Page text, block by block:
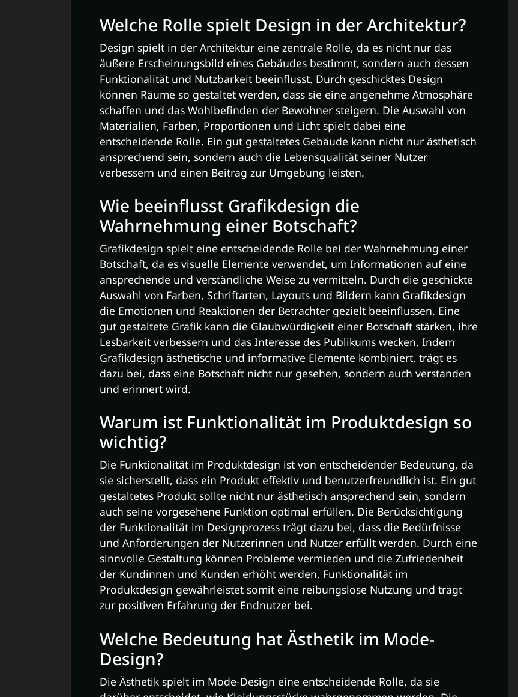
Welche Rolle spielt Design in der Architektur?
Design spielt in der Architektur eine zentrale Rolle, da es nicht nur das
äußere Erscheinungsbild eines Gebäudes bestimmt, sondern auch dessen
Funktionalität und Nutzbarkeit beeinflusst. Durch geschicktes Design
können Räume so gestaltet werden, dass sie eine angenehme Atmosphäre
schaffen und das Wohlbefinden der Bewohner steigern. Die Auswahl von
Materialien, Farben, Proportionen und Licht spielt dabei eine
entscheidende Rolle. Ein gut gestaltetes Gebäude kann nicht nur ästhetisch
ansprechend sein, sondern auch die Lebensqualität seiner Nutzer
verbessern und einen Beitrag zur Umgebung leisten.
Wie beeinflusst Grafikdesign die
Wahrnehmung einer Botschaft?
Grafikdesign spielt eine entscheidende Rolle bei der Wahrnehmung einer
Botschaft, da es visuelle Elemente verwendet, um Informationen auf eine
ansprechende und verständliche Weise zu vermitteln. Durch die geschickte
Auswahl von Farben, Schriftarten, Layouts und Bildern kann Grafikdesign
die Emotionen und Reaktionen der Betrachter gezielt beeinflussen. Eine
gut gestaltete Grafik kann die Glaubwürdigkeit einer Botschaft stärken, ihre
Lesbarkeit verbessern und das Interesse des Publikums wecken. Indem
Grafikdesign ästhetische und informative Elemente kombiniert, trägt es
dazu bei, dass eine Botschaft nicht nur gesehen, sondern auch verstanden
und erinnert wird.
Warum ist Funktionalität im Produktdesign so
wichtig?
Die Funktionalität im Produktdesign ist von entscheidender Bedeutung, da
sie sicherstellt, dass ein Produkt effektiv und benutzerfreundlich ist. Ein gut
gestaltetes Produkt sollte nicht nur ästhetisch ansprechend sein, sondern
auch seine vorgesehene Funktion optimal erfüllen. Die Berücksichtigung
der Funktionalität im Designprozess trägt dazu bei, dass die Bedürfnisse
und Anforderungen der Nutzerinnen und Nutzer erfüllt werden. Durch eine
sinnvolle Gestaltung können Probleme vermieden und die Zufriedenheit
der Kundinnen und Kunden erhöht werden. Funktionalität im
Produktdesign gewährleistet somit eine reibungslose Nutzung und trägt
zur positiven Erfahrung der Endnutzer bei.
Welche Bedeutung hat Ästhetik im Mode-
Design?
Die Ästhetik spielt im Mode-Design eine entscheidende Rolle, da sie